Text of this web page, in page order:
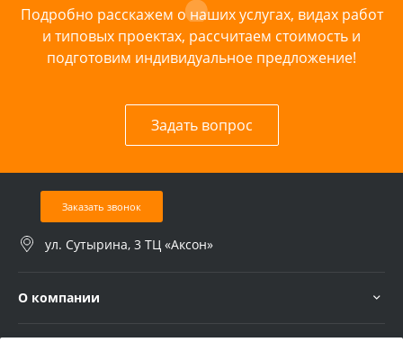
Подробно расскажем о наших услугах, видах работ
и типовых проектах, рассчитаем стоимость и
подготовим индивидуальное предложение!
Задать вопрос
Заказать звонок
ул. Сутырина, 3 ТЦ «Аксон»
О компании